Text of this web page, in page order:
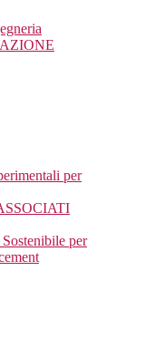
per
per